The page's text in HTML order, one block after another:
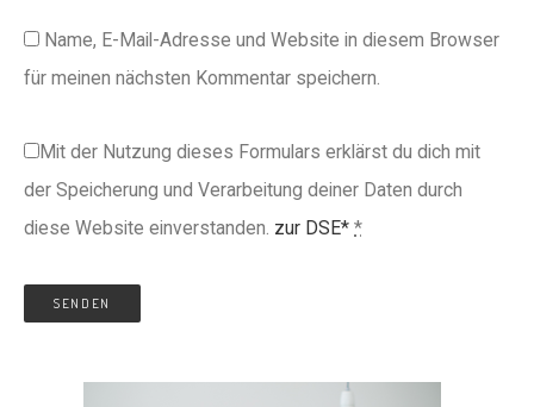
Name, E-Mail-Adresse und Website in diesem Browser
für meinen nächsten Kommentar speichern.
Mit der Nutzung dieses Formulars erklärst du dich mit
der Speicherung und Verarbeitung deiner Daten durch
diese Website einverstanden. zur DSE* *